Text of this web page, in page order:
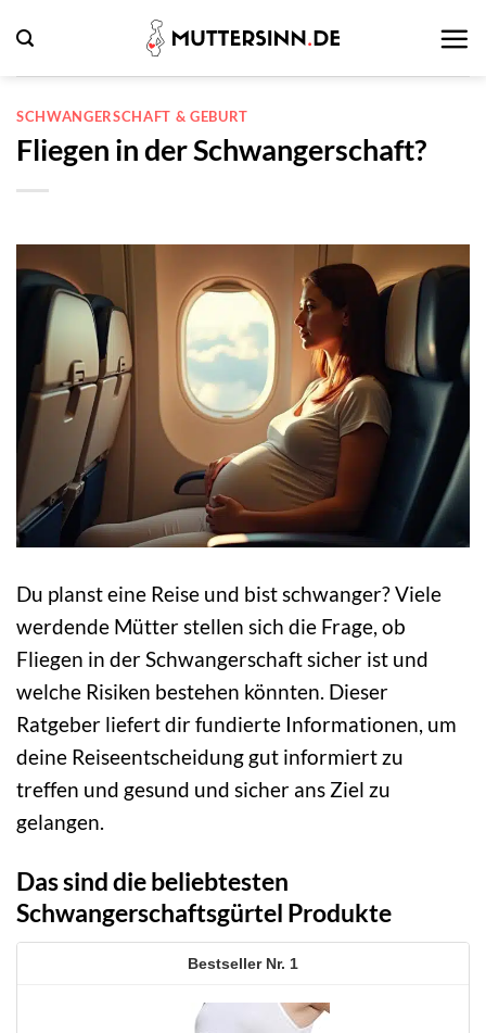
Inhalt
springen
SCHWANGERSCHAFT & GEBURT
Fliegen in der Schwangerschaft?
Du planst eine Reise und bist schwanger? Viele
werdende Mütter stellen sich die Frage, ob
Fliegen in der Schwangerschaft sicher ist und
welche Risiken bestehen könnten. Dieser
Ratgeber liefert dir fundierte Informationen, um
deine Reiseentscheidung gut informiert zu
treffen und gesund und sicher ans Ziel zu
gelangen.
Das sind die beliebtesten
Schwangerschaftsgürtel Produkte
1